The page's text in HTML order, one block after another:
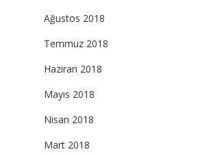
Ağustos 2018
Temmuz 2018
Haziran 2018
Mayıs 2018
Nisan 2018
Mart 2018